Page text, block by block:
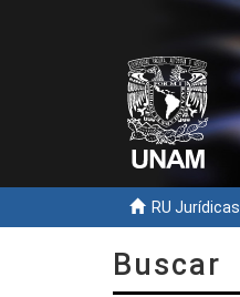
RU Jurídicas
Buscar